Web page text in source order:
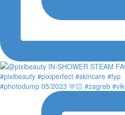
#photodump 05/2023 🫶🏻 #zagreb